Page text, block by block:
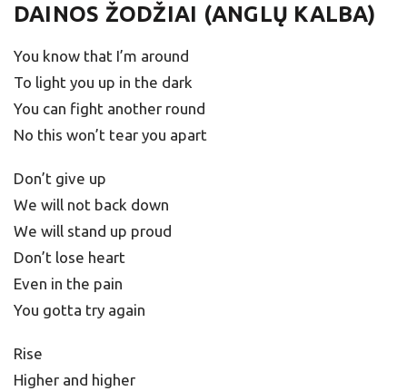
DAINOS ŽODŽIAI (ANGLŲ KALBA)
You know that I’m around
To light you up in the dark
You can fight another round
No this won’t tear you apart
Don’t give up
We will not back down
We will stand up proud
Don’t lose heart
Even in the pain
You gotta try again
Rise
Higher and higher